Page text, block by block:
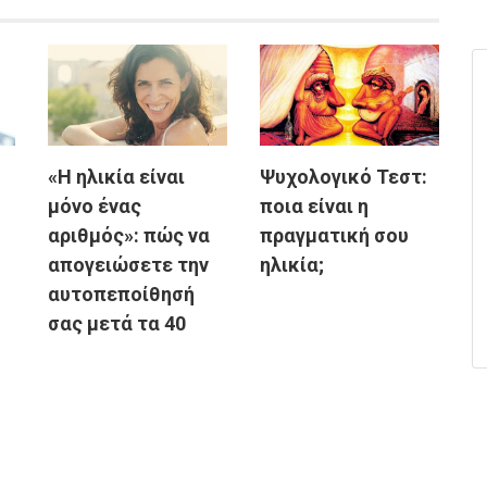
«Η ηλικία είναι
μόνο ένας
αριθμός»: πώς να
απογειώσετε την
αυτοπεποίθησή
σας μετά τα 40
Ψυχολογικό Τεστ:
ποια είναι η
πραγματική σου
ηλικία;